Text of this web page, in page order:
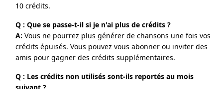
10 crédits.
Q : Que se passe-t-il si je n'ai plus de crédits ?
A: Vous ne pourrez plus générer de chansons une fois vos
crédits épuisés. Vous pouvez vous abonner ou inviter des
amis pour gagner des crédits supplémentaires.
Q : Les crédits non utilisés sont-ils reportés au mois